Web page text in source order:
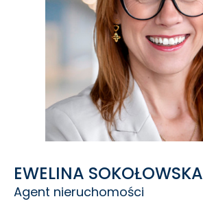
EWELINA SOKOŁOWSKA
Agent nieruchomości